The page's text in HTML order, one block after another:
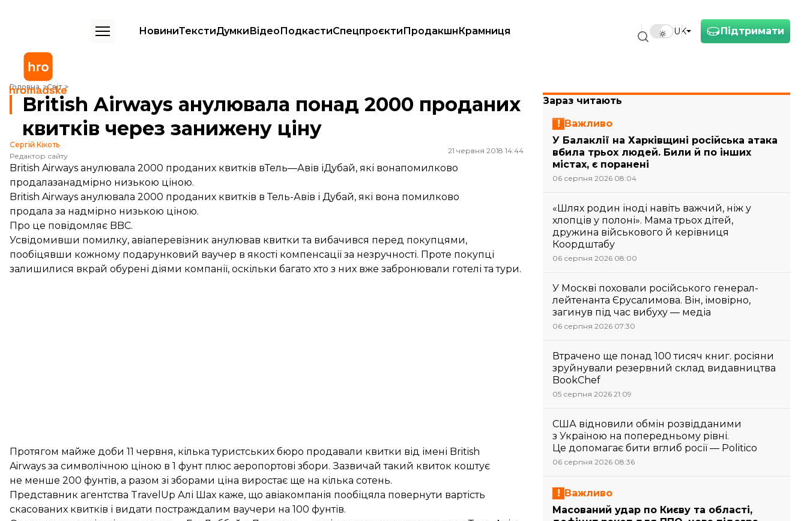
Підтримати
UK
НовиниТекстиДумкиВідеоПодкастиСпецпроєктиПродакшнКрамниця
Головна Світ
British Airways анулювала понад 2000 проданих квитків через занижену ціну
British Airways анулювала понад 2000 проданих
квитків через занижену ціну
Сергій Кікоть
Редактор сайту
21 червня 2018 14:44
British Airways анулювала 2000 проданих квитків вТель—Авів іДубай, які вонапомилково
продалазанадмірно низькою ціною.
British Airways анулювала 2000 проданих квитків в Тель-Авів і Дубай, які вона помилково
продала за надмірно низькою ціною.
Про це повідомляє BBC.
Усвідомивши помилку, авіаперевізник анулював квитки та вибачився перед покупцями,
пообіцявши кожному подарунковий ваучер в якості компенсації за незручності. Проте покупці
залишилися вкрай обурені діями компанії, оскільки багато хто з них вже забронювали готелі та тури.
Протягом майже доби 11 червня, кілька туристських бюро продавали квитки від імені British
Airways за символічною ціною в 1 фунт плюс аеропортові збори. Зазвичай такий квиток коштує
не менше 200 фунтів, а разом зі зборами ціна виростає ще на кілька сотень.
Представник агентства TravelUp Алі Шах каже, що авіакомпанія пообіцяла повернути вартість
скасованих квитків і видати постраждалим ваучери на 100 фунтів.
Зараз читають
Важливо
У Балаклії на Харківщині російська атака
вбила трьох людей. Били й по інших
містах, є поранені
06 серпня 2026 08:04
«Шлях родин іноді навіть важчий, ніж у
хлопців у полоні». Мама трьох дітей,
дружина військового й керівниця
Коордштабу
06 серпня 2026 08:00
У Москві поховали російського генерал-
лейтенанта Єрусалимова. Він, імовірно,
загинув під час вибуху — медіа
06 серпня 2026 07:30
Втрачено ще понад 100 тисяч книг. росіяни
зруйнували резервний склад видавництва
BookChef
05 серпня 2026 21:09
США відновили обмін розвідданими
з Україною на попередньому рівні.
Це допомагає бити вглиб росії — Politico
06 серпня 2026 08:36
Важливо
Масований удар по Києву та області,